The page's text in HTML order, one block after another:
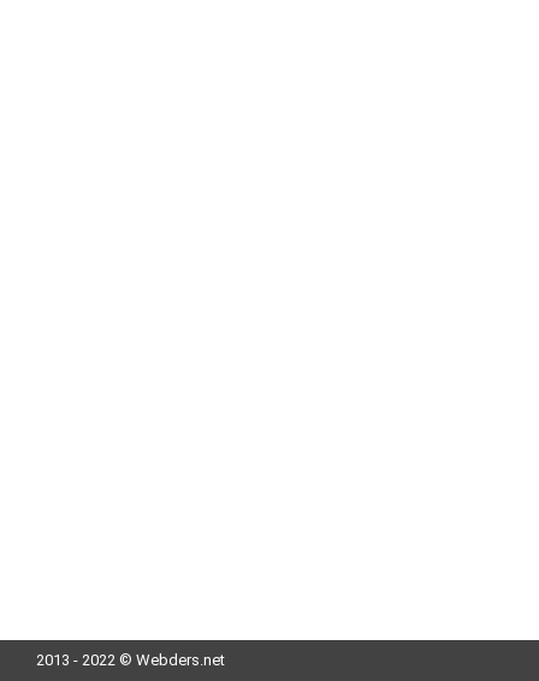
2013 - 2022 © Webders.net